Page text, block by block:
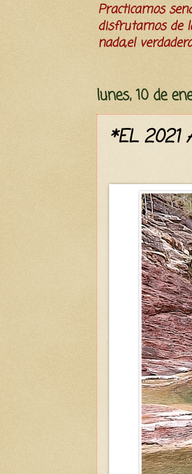
Practicamos
disfrutamos de
nada,el
lunes, 10 de
*EL 2021